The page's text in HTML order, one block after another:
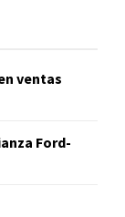
ventas
Ford-